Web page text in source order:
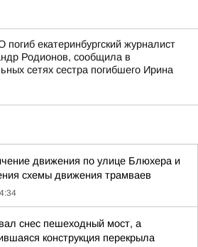
екатеринбургский журналист
Родионов, сообщила в
сетях сестра погибшего Ирина
движения по улице Блюхера и
схемы движения трамваев
снес пешеходный мост, а
конструкция перекрыла